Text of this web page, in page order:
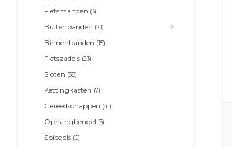
Fietsmanden (3)
Buitenbanden (21)
Binnenbanden (15)
Fietszadels (23)
Sloten (38)
Kettingkasten (7)
Gereedschappen (41)
Ophangbeugel (3)
Spiegels (0)